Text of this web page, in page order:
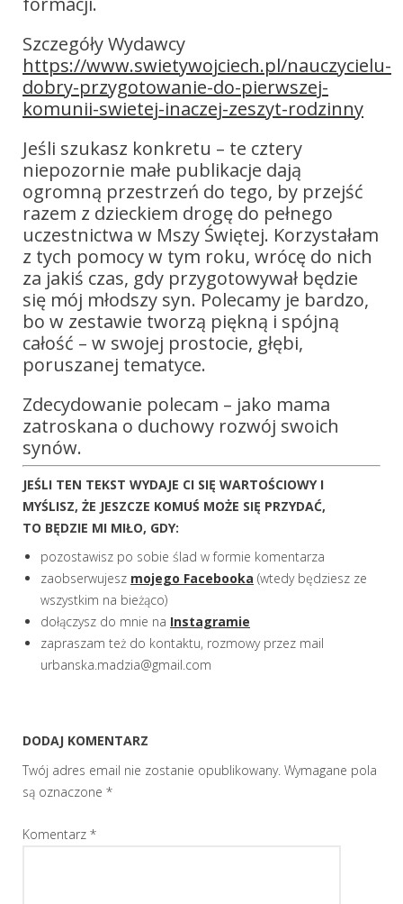
Szczegóły Wydawcy
https://www.swietywojciech.pl/nauczycielu-
dobry-przygotowanie-do-pierwszej-
komunii-swietej-inaczej-zeszyt-rodzinny
Jeśli szukasz konkretu – te cztery
niepozornie małe publikacje dają
ogromną przestrzeń do tego, by przejść
razem z dzieckiem drogę do pełnego
uczestnictwa w Mszy Świętej. Korzystałam
z tych pomocy w tym roku, wrócę do nich
za jakiś czas, gdy przygotowywał będzie
się mój młodszy syn. Polecamy je bardzo,
bo w zestawie tworzą piękną i spójną
całość – w swojej prostocie, głębi,
poruszanej tematyce.
Zdecydowanie polecam – jako mama
zatroskana o duchowy rozwój swoich
synów.
JEŚLI TEN TEKST WYDAJE CI SIĘ WARTOŚCIOWY I
MYŚLISZ, ŻE JESZCZE KOMUŚ MOŻE SIĘ PRZYDAĆ,
TO BĘDZIE MI MIŁO, GDY:
pozostawisz po sobie ślad w formie komentarza
zaobserwujesz mojego Facebooka (wtedy będziesz ze
wszystkim na bieżąco)
dołączysz do mnie na Instagramie
zapraszam też do kontaktu, rozmowy przez mail
urbanska.madzia@gmail.com
DODAJ KOMENTARZ
Twój adres email nie zostanie opublikowany. Wymagane pola
są oznaczone *
Komentarz *